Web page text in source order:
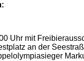
Uhr mit
an der